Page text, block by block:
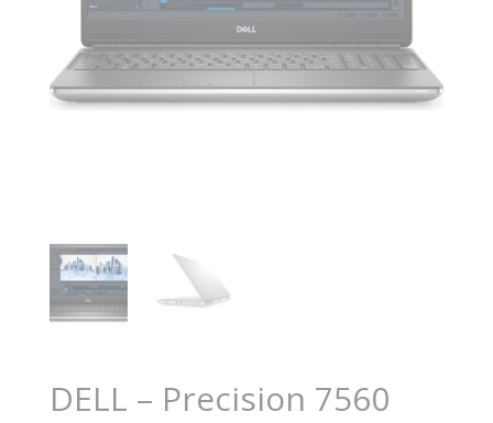
DELL – Precision 7560